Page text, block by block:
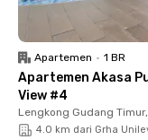
ini disterilkan secara
unit Rukita juga
termometer yang bisa
semua tamu yang
Unit Rukita U-Town
Apartemen • 1 BR
Apartemen Akasa
View #4
Lengkong Gudang
4.0 km dari Grha